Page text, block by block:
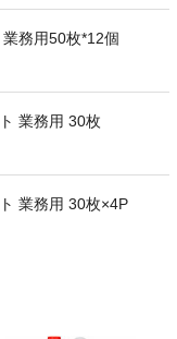
務用50枚*12個
業務用 30枚
業務用 30枚×4P